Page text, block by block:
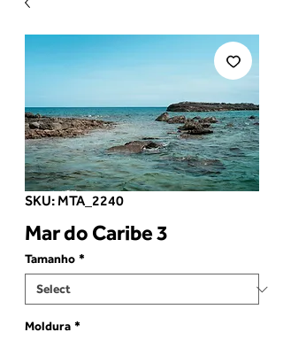
SKU: MTA_2240
Mar do Caribe 3
Tamanho *
Moldura *